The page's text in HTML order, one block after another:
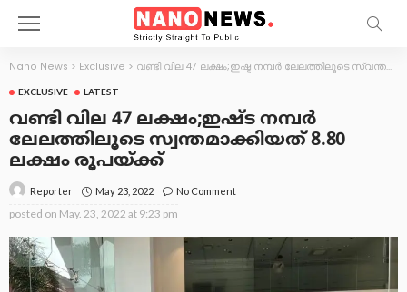
Nano News > Exclusive > വണ്ടി വില 47 ലക്ഷം;ഇഷ്ട നമ്പർ ലേലത്തിലൂടെ സ്വന്തമാക്കിയത് 8.80 ലക്ഷം രൂപയ്ക്ക്
EXCLUSIVE LATEST
വണ്ടി വില 47 ലക്ഷം;ഇഷ്ട നമ്പർ
ലേലത്തിലൂടെ സ്വന്തമാക്കിയത് 8.80
ലക്ഷം രൂപയ്ക്ക്
Reporter May 23, 2022 No Comment
posted on May. 23, 2022 at 9:23 pm